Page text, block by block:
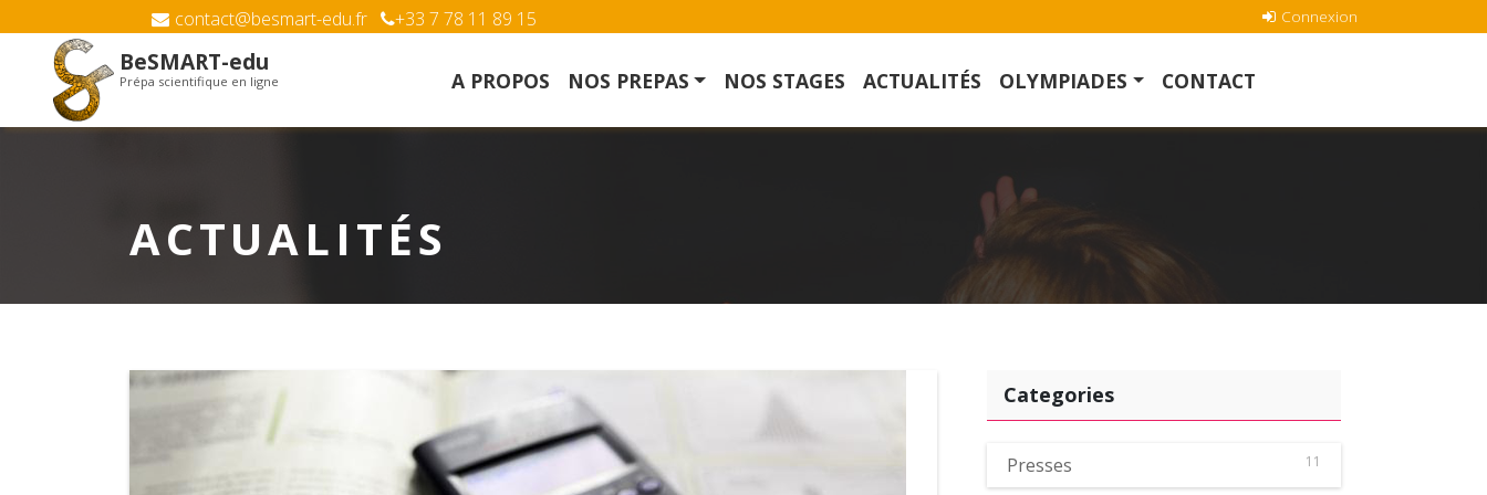
contact@besmart-edu.fr +33 7 78 11 89 15 Connexion
BeSMART-edu
Prépa scientifique en ligne A PROPOS NOS PREPAS NOS STAGES ACTUALITÉS OLYMPIADES CONTACT
ACTUALITÉS
Categories
Presses 11